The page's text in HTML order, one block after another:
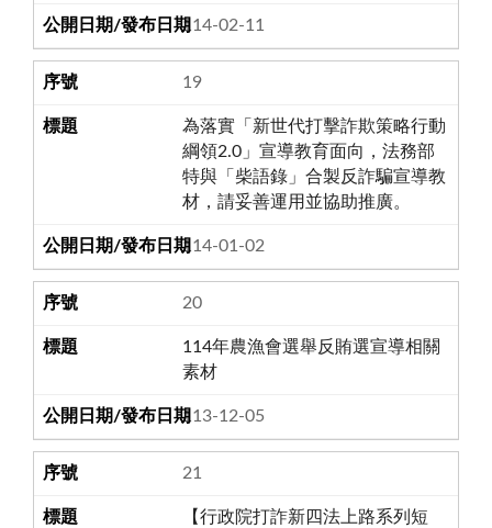
114-02-11
19
為落實「新世代打擊詐欺策略行動
綱領2.0」宣導教育面向，法務部
特與「柴語錄」合製反詐騙宣導教
材，請妥善運用並協助推廣。
114-01-02
20
114年農漁會選舉反賄選宣導相關
素材
113-12-05
21
【行政院打詐新四法上路系列短